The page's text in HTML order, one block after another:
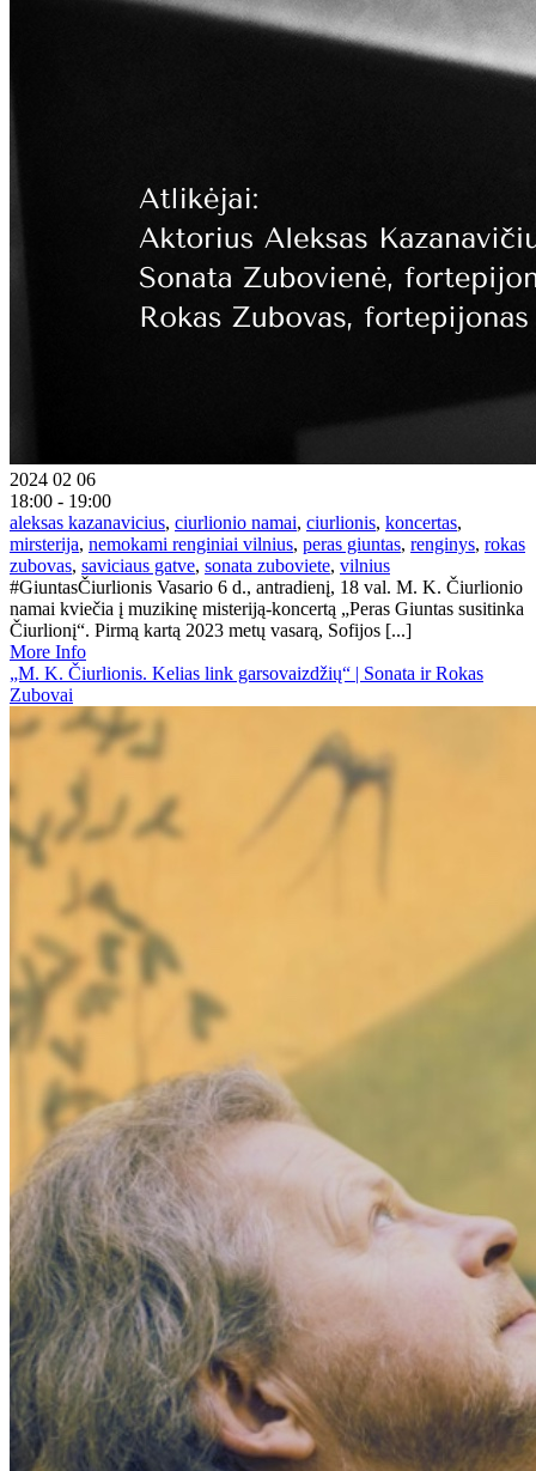
2024 02 06
18:00 - 19:00
aleksas kazanavicius, ciurlionio namai, ciurlionis, koncertas,
mirsterija, nemokami renginiai vilnius, peras giuntas, renginys, rokas
zubovas, saviciaus gatve, sonata zuboviete, vilnius
#GiuntasČiurlionis Vasario 6 d., antradienį, 18 val. M. K. Čiurlionio
namai kviečia į muzikinę misteriją-koncertą „Peras Giuntas susitinka
Čiurlionį“. Pirmą kartą 2023 metų vasarą, Sofijos [...]
More Info
„M. K. Čiurlionis. Kelias link garsovaizdžių“ | Sonata ir Rokas
Zubovai